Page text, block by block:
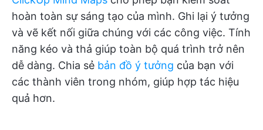
hoàn toàn sự sáng tạo của mình. Ghi lại ý tưởng
và vẽ kết nối giữa chúng với các công việc. Tính
năng kéo và thả giúp toàn bộ quá trình trở nên
dễ dàng. Chia sẻ bản đồ ý tưởng của bạn với
các thành viên trong nhóm, giúp hợp tác hiệu
quả hơn.